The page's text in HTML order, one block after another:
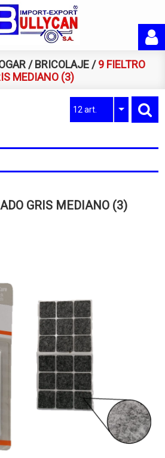
/BRICOLAJE /9 FIELTRO
MEDIANO (3)
12 art.
GRIS MEDIANO (3)